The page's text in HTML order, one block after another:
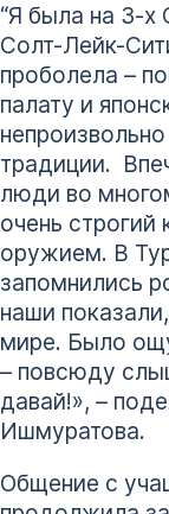
“Я была на 3-х
Солт-Лейк-
проболела –
палату и
традиции.
люди во
очень строгий
оружием. В
запомнились
наши
мире. Было
– повсюду
давай!», –
Ишмуратова.
Общение с